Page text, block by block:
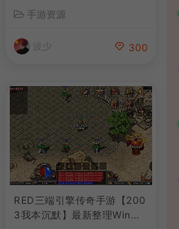
卓苹果双端+GM后台+详细搭
建教程+全套源码+视频教程
手游资源
波少 300
RED三端引擎传奇手游【200
3我本沉默】最新整理Win系